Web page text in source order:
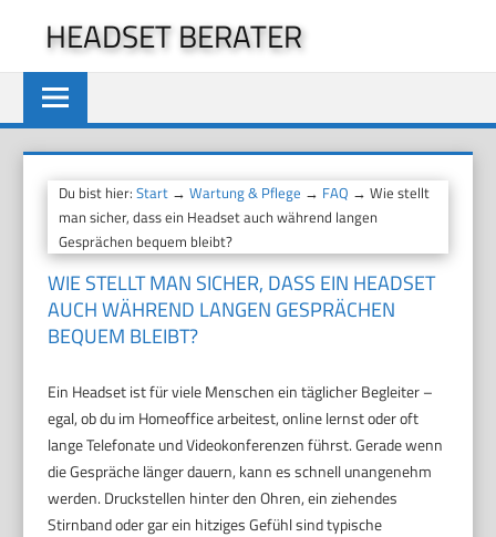
springen
HEADSET BERATER
Du bist hier:Start →Wartung & Pflege → FAQ → Wie stellt
man sicher, dass ein Headset auch während langen
Gesprächen bequem bleibt?
WIE STELLT MAN SICHER, DASS EIN HEADSET
AUCH WÄHREND LANGEN GESPRÄCHEN
BEQUEM BLEIBT?
Ein Headset ist für viele Menschen ein täglicher Begleiter –
egal, ob du im Homeoffice arbeitest, online lernst oder oft
lange Telefonate und Videokonferenzen führst. Gerade wenn
die Gespräche länger dauern, kann es schnell unangenehm
werden. Druckstellen hinter den Ohren, ein ziehendes
Stirnband oder gar ein hitziges Gefühl sind typische